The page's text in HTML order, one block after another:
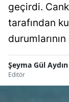
geçirdi.
tarafından
Şeyma Gül Aydın
Editör